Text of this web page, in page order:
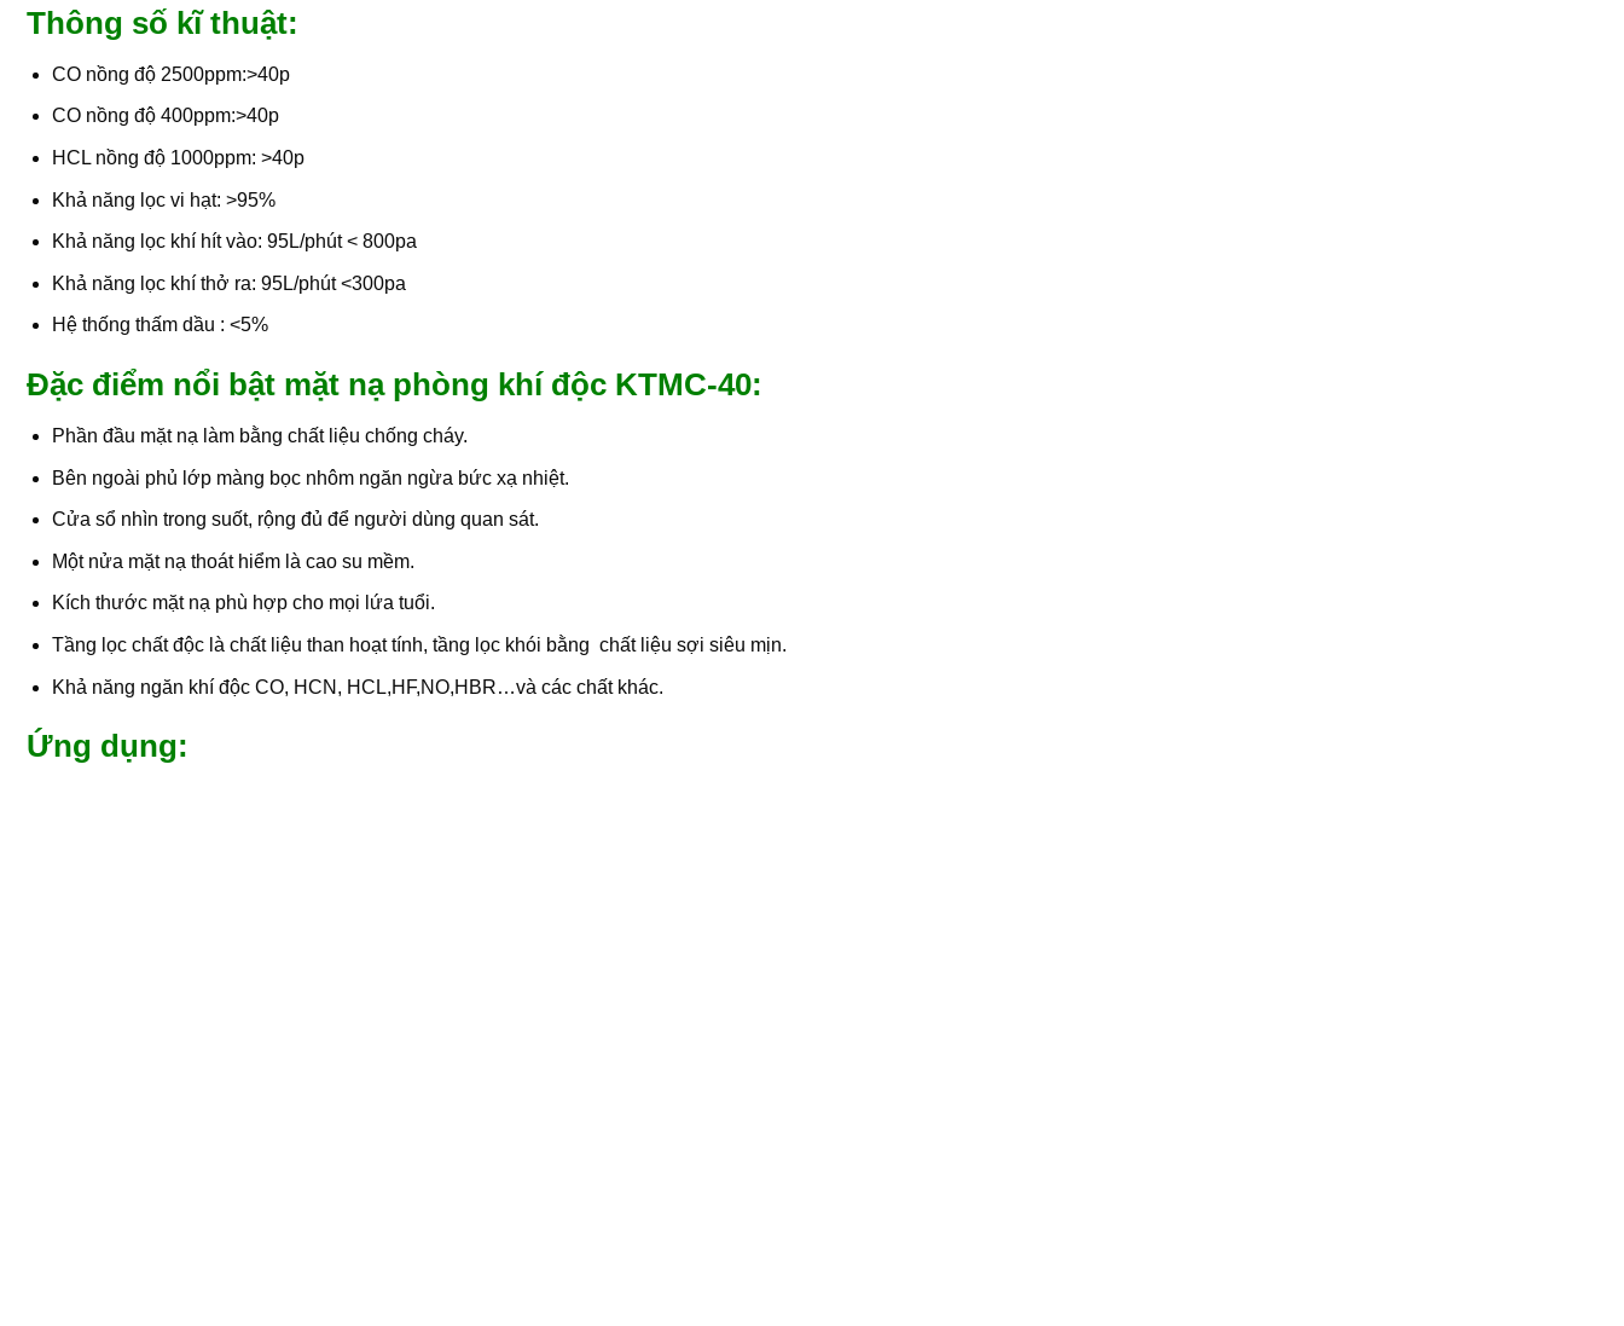
Thông số kĩ thuật:
CO nồng độ 2500ppm:>40p
CO nồng độ 400ppm:>40p
HCL nồng độ 1000ppm: >40p
Khả năng lọc vi hạt: >95%
Khả năng lọc khí hít vào: 95L/phút < 800pa
Khả năng lọc khí thở ra: 95L/phút <300pa
Hệ thống thấm dầu : <5%
Đặc điểm nổi bật mặt nạ phòng khí độc KTMC-40:
Phần đầu mặt nạ làm bằng chất liệu chống cháy.
Bên ngoài phủ lớp màng bọc nhôm ngăn ngừa bức xạ nhiệt.
Cửa sổ nhìn trong suốt, rộng đủ để người dùng quan sát.
Một nửa mặt nạ thoát hiểm là cao su mềm.
Kích thước mặt nạ phù hợp cho mọi lứa tuổi.
Tầng lọc chất độc là chất liệu than hoạt tính, tầng lọc khói bằng chất liệu sợi siêu mịn.
Khả năng ngăn khí độc CO, HCN, HCL,HF,NO,HBR…và các chất khác.
Ứng dụng: